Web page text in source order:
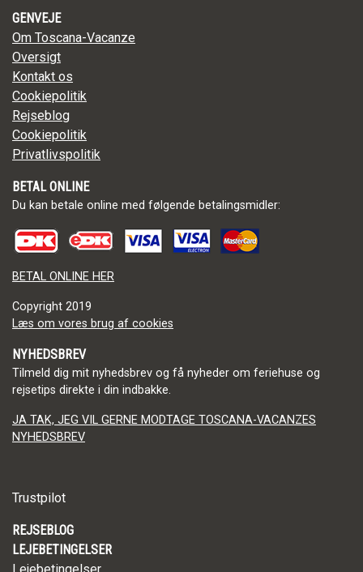
GENVEJE
Om Toscana-Vacanze
Oversigt
Kontakt os
Cookiepolitik
Rejseblog
Cookiepolitik
Privatlivspolitik
BETAL ONLINE
Du kan betale online med følgende betalingsmidler:
BETAL ONLINE HER
Copyright 2019
Læs om vores brug af cookies
NYHEDSBREV
Tilmeld dig mit nyhedsbrev og få nyheder om feriehuse og
rejsetips direkte i din indbakke.
JA TAK, JEG VIL GERNE MODTAGE TOSCANA-VACANZES
NYHEDSBREV
Trustpilot
REJSEBLOG
LEJEBETINGELSER